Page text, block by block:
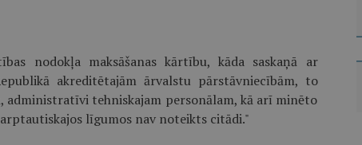
nodokļa maksāšanas kārtību, kāda saskaņā ar
akreditētajām ārvalstu pārstāvniecībām, to
administratīvi tehniskajam personālam, kā arī minēto
līgumos nav noteikts citādi."